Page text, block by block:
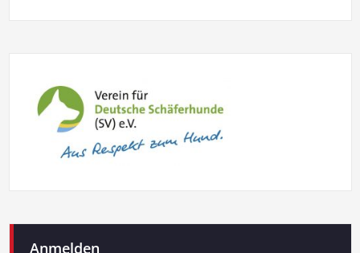
Anmelden